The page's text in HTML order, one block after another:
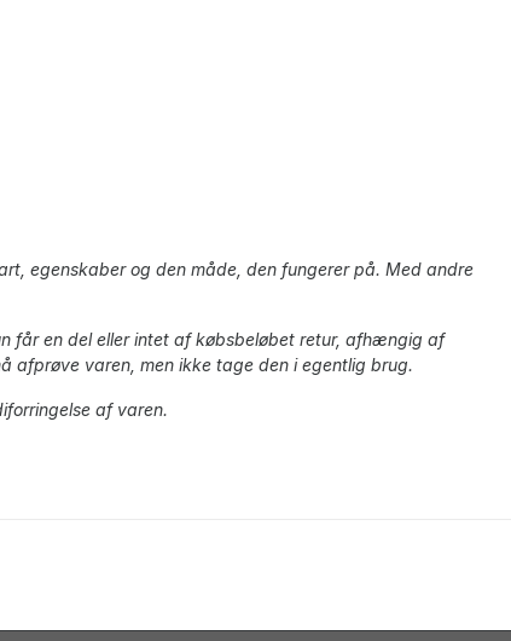
egenskaber og den måde, den fungerer på. Med andre
får en del eller intet af købsbeløbet retur, afhængig af
afprøve varen, men ikke tage den i egentlig brug.
af varen.